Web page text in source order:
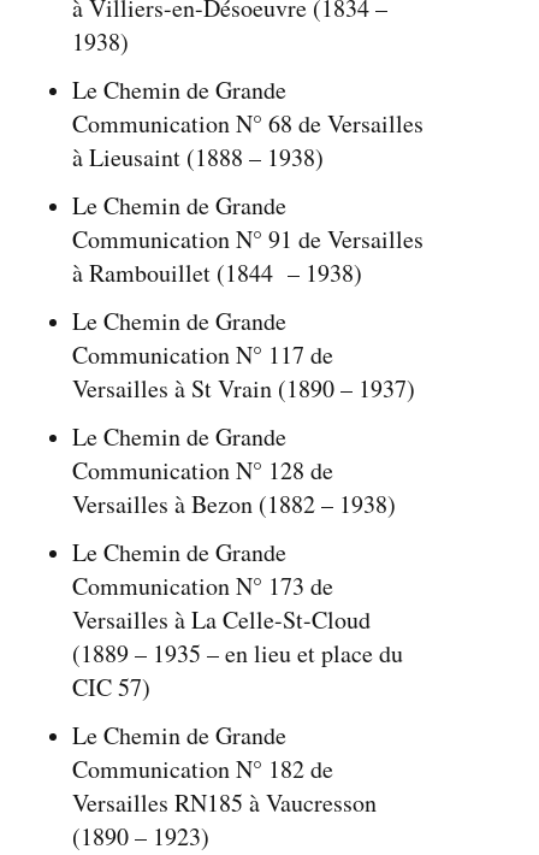
à Villiers-en-Désoeuvre (1834 –
1938)
Le Chemin de Grande
Communication N° 68 de Versailles
à Lieusaint (1888 – 1938)
Le Chemin de Grande
Communication N° 91 de Versailles
à Rambouillet (1844 – 1938)
Le Chemin de Grande
Communication N° 117 de
Versailles à St Vrain (1890 – 1937)
Le Chemin de Grande
Communication N° 128 de
Versailles à Bezon (1882 – 1938)
Le Chemin de Grande
Communication N° 173 de
Versailles à La Celle-St-Cloud
(1889 – 1935 – en lieu et place du
CIC 57)
Le Chemin de Grande
Communication N° 182 de
Versailles RN185 à Vaucresson
(1890 – 1923)